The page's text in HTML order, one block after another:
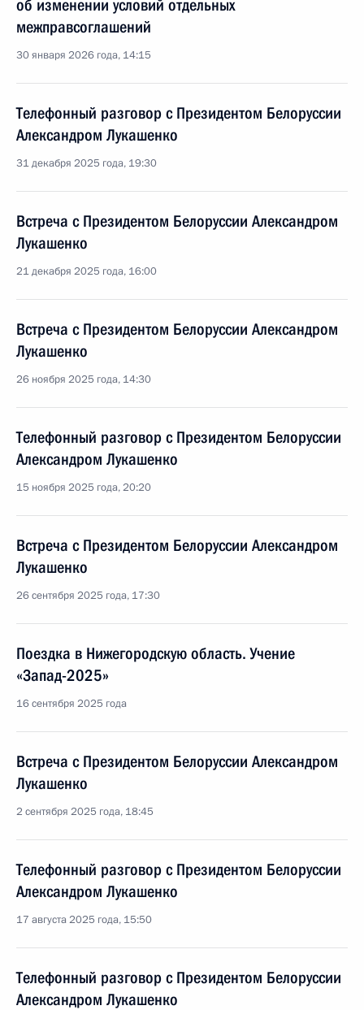
об изменении условий отдельных
межправсоглашений
30 января 2026 года, 14:15
Телефонный разговор с Президентом Белоруссии
Александром Лукашенко
31 декабря 2025 года, 19:30
Встреча с Президентом Белоруссии Александром
Лукашенко
21 декабря 2025 года, 16:00
Встреча с Президентом Белоруссии Александром
Лукашенко
26 ноября 2025 года, 14:30
Телефонный разговор с Президентом Белоруссии
Александром Лукашенко
15 ноября 2025 года, 20:20
Встреча с Президентом Белоруссии Александром
Лукашенко
26 сентября 2025 года, 17:30
Поездка в Нижегородскую область. Учение
«Запад-2025»
16 сентября 2025 года
Встреча с Президентом Белоруссии Александром
Лукашенко
2 сентября 2025 года, 18:45
Телефонный разговор с Президентом Белоруссии
Александром Лукашенко
17 августа 2025 года, 15:50
Телефонный разговор с Президентом Белоруссии
Александром Лукашенко